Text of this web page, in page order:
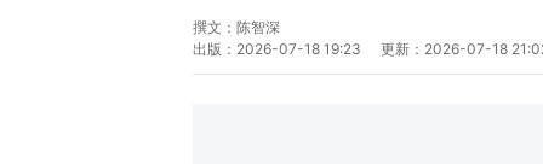
撰文： 陈智深
出版： 2026-07-18 19:23 更新： 2026-07-18